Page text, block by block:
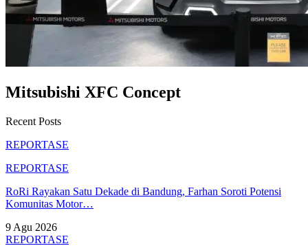
Mitsubishi XFC Concept
Recent Posts
REPORTASE
REPORTASE
RoRi Rayakan Satu Dekade di Bandung, Farhan Soroti Potensi
Komunitas Motor…
9 Agu 2026
REPORTASE